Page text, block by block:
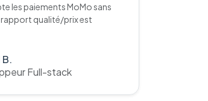
les paiements MoMo sans
rapport qualité/prix est
B.
Full-stack